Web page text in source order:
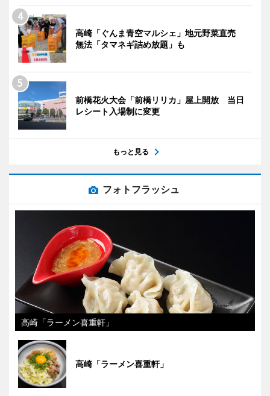
高崎「ぐんま青空マルシェ」地元野菜直売
無法「タマネギ詰め放題」も
前橋花火大会「前橋リリカ」屋上開放 当日
レシート入場制に変更
もっと見る
フォトフラッシュ
高崎「ラーメン喜重軒」
高崎「ラーメン喜重軒」